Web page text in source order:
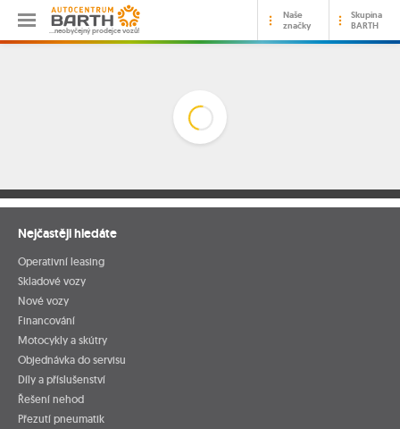
…neobyčejný prodejce vozů!
Naše
značky
Skupina
BARTH
Nejčastěji hledáte
Operativní leasing
Skladové vozy
Nové vozy
Financování
Motocykly a skútry
Objednávka do servisu
Díly a příslušenství
Řešení nehod
Přezutí pneumatik